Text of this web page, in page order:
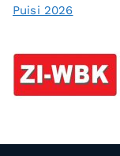
Puisi 2026